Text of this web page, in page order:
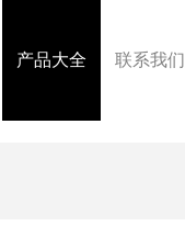
产品大全 联系我们